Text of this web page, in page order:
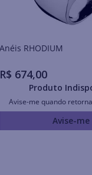
Anéis RHODIUM
R$ 674,00
Produto
Avise-me quando
Avise-me